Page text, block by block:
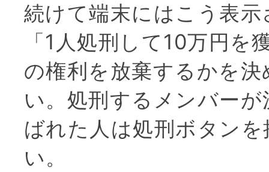
続けて端末にはこう表示
「1人処刑して10万円を
の権利を放棄するかを
い。処刑するメンバー
ばれた人は処刑ボタン
い。